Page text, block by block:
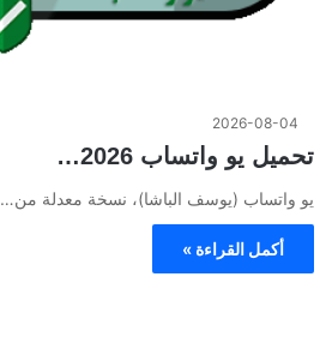
2026-08-04
تحميل يو واتساب 2026…
يو واتساب (يوسف الباشا)، نسخة معدلة من…
أكمل القراءة »